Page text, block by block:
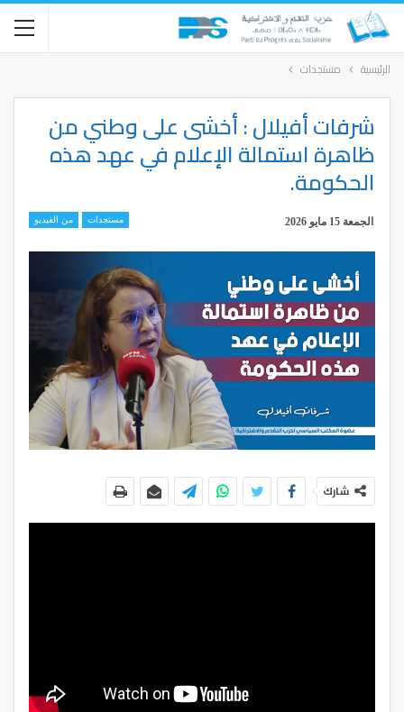
الرئيسية مستجدات
شرفات أفيلال : أخشى على وطني من
ظاهرة استمالة الإعلام في عهد هذه
الحكومة.
مستجدات من الفيديو الجمعة 15 مايو 2026
شارك